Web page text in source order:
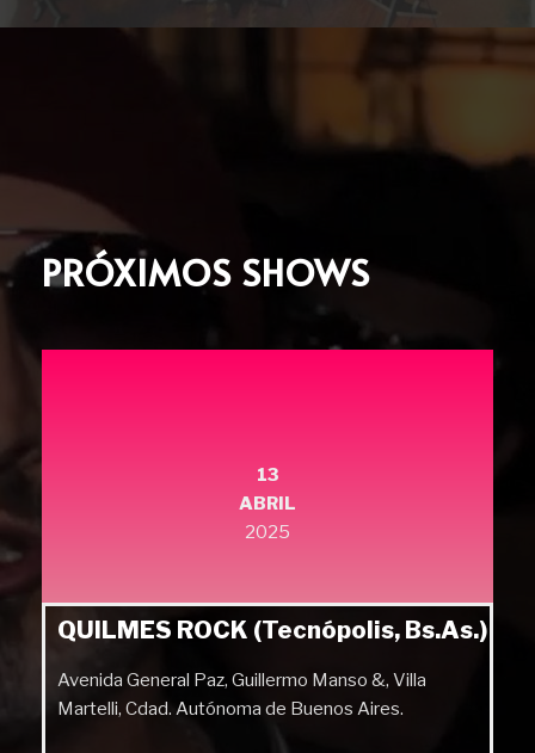
PRÓXIMOS SHOWS
13
ABRIL
2025
QUILMES ROCK (Tecnópolis, Bs.As.)
Avenida General Paz, Guillermo Manso &, Villa
Martelli, Cdad. Autónoma de Buenos Aires.